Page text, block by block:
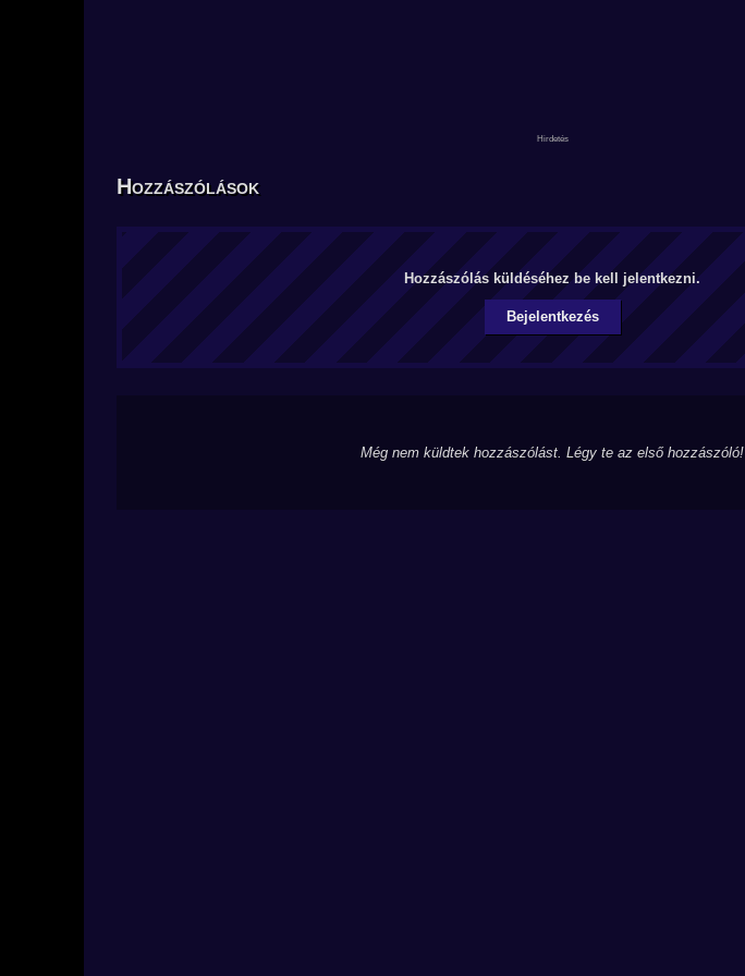
Hozzászólások
Hozzászólás küldéséhez be kell jelentkezni.
Bejelentkezés
Még nem küldtek hozzászólást. Légy te az első hozzászóló!